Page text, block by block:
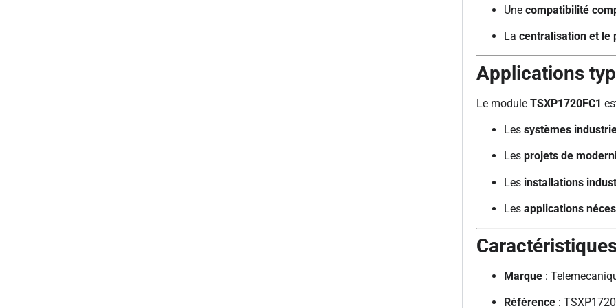
Une compatibilité
La centralisation et le
Applications
Le module TSXP1720FC1
Les systèmes
Les projets de
Les installations
Les applications
Marque :
Référence :